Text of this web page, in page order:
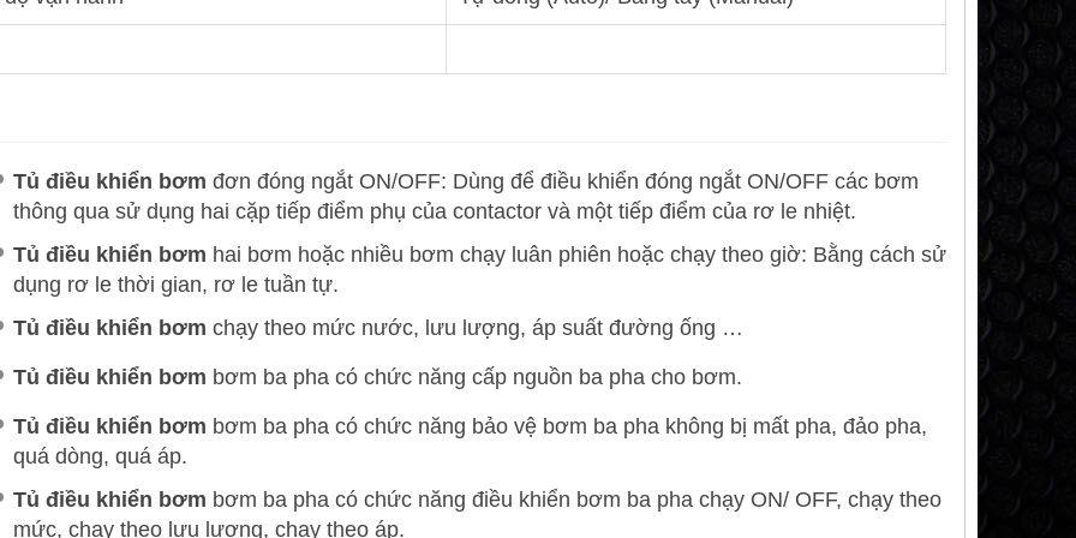
Tủ điều khiển bơm đơn đóng ngắt ON/OFF: Dùng để điều khiển đóng ngắt ON/OFF các bơm
thông qua sử dụng hai cặp tiếp điểm phụ của contactor và một tiếp điểm của rơ le nhiệt.
Tủ điều khiển bơm hai bơm hoặc nhiều bơm chạy luân phiên hoặc chạy theo giờ: Bằng cách sử
dụng rơ le thời gian, rơ le tuần tự.
Tủ điều khiển bơm chạy theo mức nước, lưu lượng, áp suất đường ống …
Tủ điều khiển bơm bơm ba pha có chức năng cấp nguồn ba pha cho bơm.
Tủ điều khiển bơm bơm ba pha có chức năng bảo vệ bơm ba pha không bị mất pha, đảo pha,
quá dòng, quá áp.
Tủ điều khiển bơm bơm ba pha có chức năng điều khiển bơm ba pha chạy ON/ OFF, chạy theo
mức, chạy theo lưu lượng, chạy theo áp.